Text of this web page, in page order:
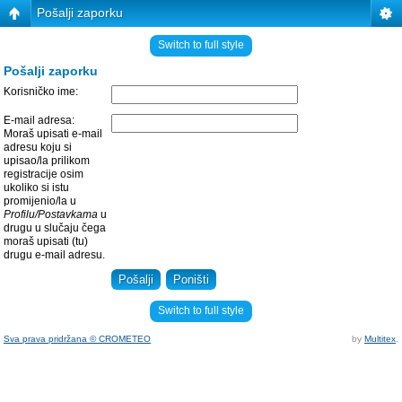
Pošalji zaporku
Switch to full style
Pošalji zaporku
Korisničko ime:
E-mail adresa:
Moraš upisati e-mail
adresu koju si
upisao/la prilikom
registracije osim
ukoliko si istu
promijenio/la u
Profilu/Postavkama u
drugu u slučaju čega
moraš upisati (tu)
drugu e-mail adresu.
Switch to full style
Sva prava pridržana © CROMETEO by Multitex